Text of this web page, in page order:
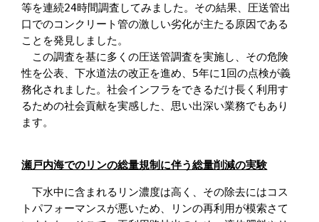
等を連続24時間調査してみました。その結果、圧送管出
口でのコンクリート管の激しい劣化が主たる原因である
ことを発見しました。
この調査を基に多くの圧送管調査を実施し、その危険
性を公表、下水道法の改正を進め、5年に1回の点検が義
務化されました。社会インフラをできるだけ長く利用す
るための社会貢献を実感した、思い出深い業務でもあり
ます。
瀬戸内海でのリンの総量規制に伴う総量削減の実験
下水中に含まれるリン濃度は高く、その除去にはコス
トパフォーマンスが悪いため、リンの再利用が模索さて